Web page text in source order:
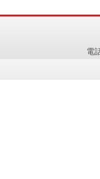
電